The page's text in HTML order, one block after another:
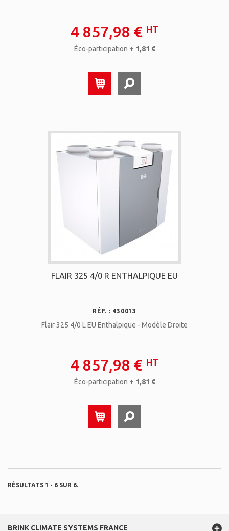
4 857,98 € HT
Éco-participation + 1,81 €
FLAIR 325 4/0 R ENTHALPIQUE EU
RÉF. : 430013
Flair 325 4/0 L EU Enthalpique - Modèle Droite
4 857,98 € HT
Éco-participation + 1,81 €
RÉSULTATS 1 - 6 SUR 6.
BRINK CLIMATE SYSTEMS FRANCE